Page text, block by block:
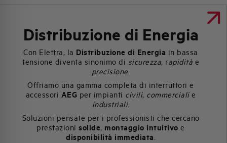
Distribuzione di Energia
Con Elettra, la Distribuzione di Energia in bassa
tensione diventa sinonimo di sicurezza, rapidità e
precisione.
Offriamo una gamma completa di interruttori e
accessori AEG per impianti civili, commercialie
industriali.
Soluzioni pensate per i professionisti che cercano
prestazionisolide, montaggio intuitivo e
disponibilità immediata.
ATTIVITÀ E MERCATI
IMPEGNO SOCIALE